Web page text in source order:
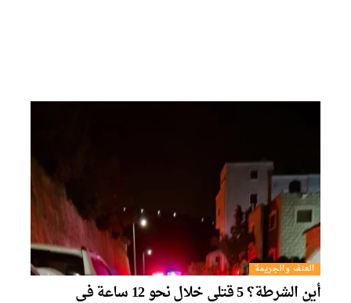
العنف والجريمة
أين الشرطة؟ 5 قتلى خلال نحو 12 ساعة في